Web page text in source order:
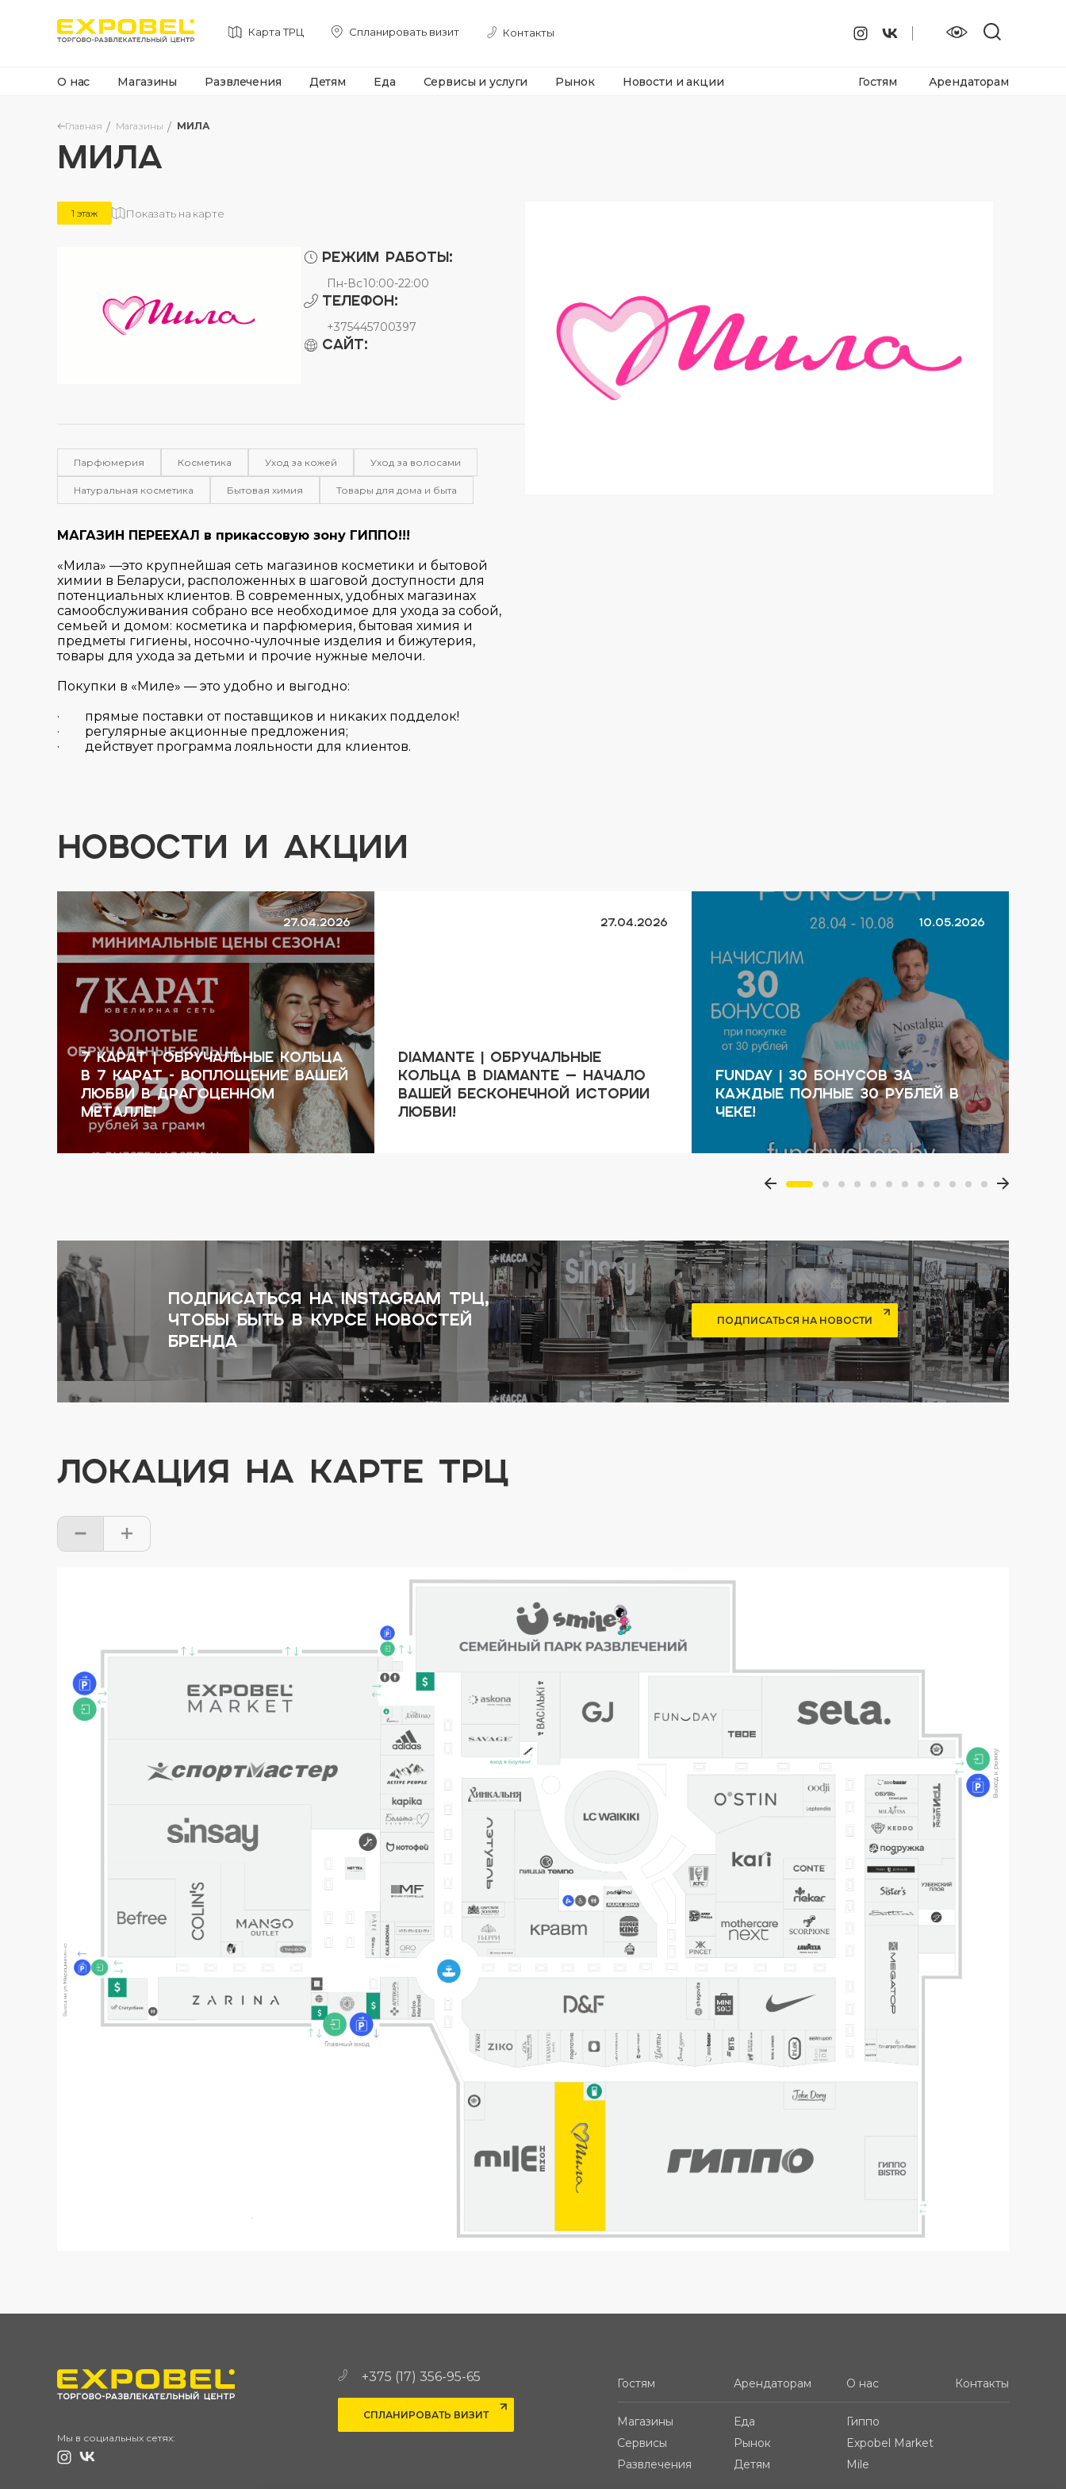
Карта ТРЦ Спланировать визит Контакты
О нас Магазины Развлечения Детям Еда Сервисы и услуги Рынок Новости и акции Гостям Арендаторам
Главная Магазины МИЛА
МИЛА
1 этаж Показать на карте
Режим работы:
Пн-Вс10:00-22:00
Телефон:
+375445700397
Сайт:
Парфюмерия Косметика Уход за кожей Уход за волосами
Натуральная косметика Бытовая химия Товары для дома и быта
МАГАЗИН ПЕРЕЕХАЛ в прикассовую зону ГИППО!!!
«Мила» —это крупнейшая сеть магазинов косметики и бытовой
химии в Беларуси, расположенных в шаговой доступности для
потенциальных клиентов. В современных, удобных магазинах
самообслуживания собрано все необходимое для ухода за собой,
семьей и домом: косметика и парфюмерия, бытовая химия и
предметы гигиены, носочно-чулочные изделия и бижутерия,
товары для ухода за детьми и прочие нужные мелочи.
Покупки в «Миле» — это удобно и выгодно:
· прямые поставки от поставщиков и никаких подделок!
· регулярные акционные предложения;
· действует программа лояльности для клиентов.
НОВОСТИ И АКЦИИ
27.04.2026
7 КАРАТ | Обручальные кольца
в 7 КАРАТ - воплощение вашей
любви в драгоценном
металле!
27.04.2026
DIAMANTE | Обручальные
кольца в DIAMANTE — начало
вашей бесконечной истории
любви!
10.05.2026
FUNDAY | 30 бонусов за
каждые полные 30 рублей в
чеке!
подписаться на Instagram ТРЦ,
чтобы быть в курсе новостей
бренда
ПОДПИСАТЬСЯ НА НОВОСТИ
ЛОКАЦИЯ НА КАРТЕ ТРЦ
Мы в социальных сетях:
+375 (17) 356-95-65
СПЛАНИРОВАТЬ ВИЗИТ
Гостям
Магазины
Сервисы
Развлечения
Арендаторам
Еда
Рынок
Детям
О нас
Гиппо
Expobel Market
Mile
Контакты